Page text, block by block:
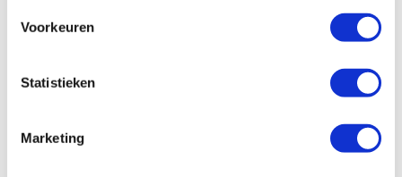
Voorkeuren
Statistieken
Marketing